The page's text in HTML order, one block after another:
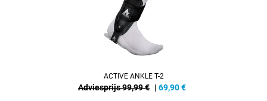
ACTIVE ANKLE T-2
Adviesprijs 99,99 € | 69,90€